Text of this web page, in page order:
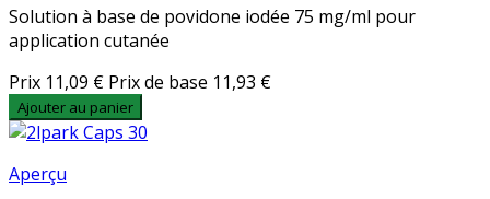
Solution à base de povidone iodée 75 mg/ml pour
application cutanée
Prix 11,09 € Prix de base 11,93 €
Ajouter au panier
Aperçu